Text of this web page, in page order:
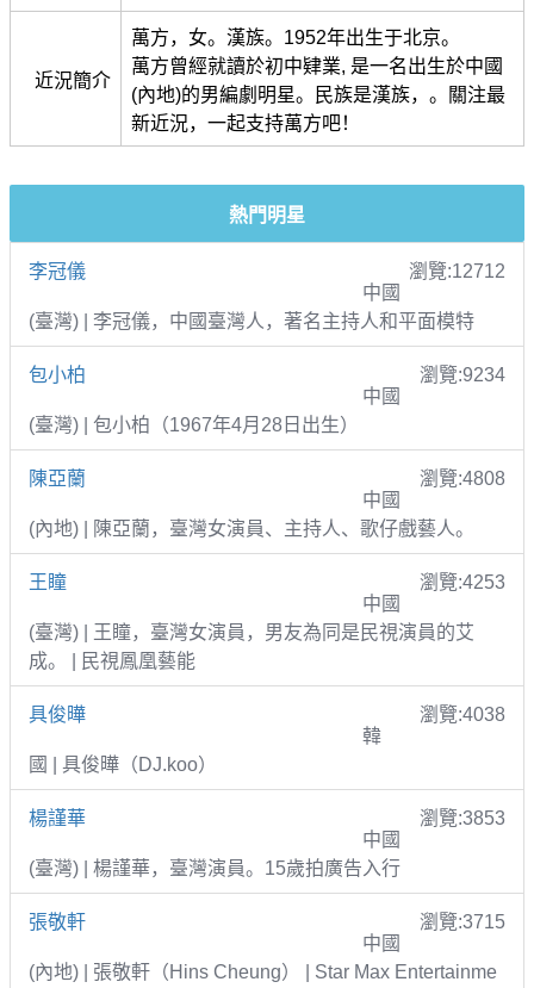
近況簡介
萬方，女。漢族。1952年出生于北京。
萬方曾經就讀於初中肄業, 是一名出生於中國
(內地)的男編劇明星。民族是漢族，。關注最
新近況，一起支持萬方吧！
熱門明星
李冠儀
瀏覽:12712
中國
(臺灣) | 李冠儀，中國臺灣人，著名主持人和平面模特
包小柏
瀏覽:9234
中國
(臺灣) | 包小柏（1967年4月28日出生）
陳亞蘭
瀏覽:4808
中國
(內地) | 陳亞蘭，臺灣女演員、主持人、歌仔戲藝人。
王瞳
瀏覽:4253
中國
(臺灣) | 王瞳，臺灣女演員，男友為同是民視演員的艾
成。 | 民視鳳凰藝能
具俊曄
瀏覽:4038
韓
國 | 具俊曄（DJ.koo）
楊謹華
瀏覽:3853
中國
(臺灣) | 楊謹華，臺灣演員。15歲拍廣告入行
張敬軒
瀏覽:3715
中國
(內地) | 張敬軒（Hins Cheung） | Star Max Entertainme